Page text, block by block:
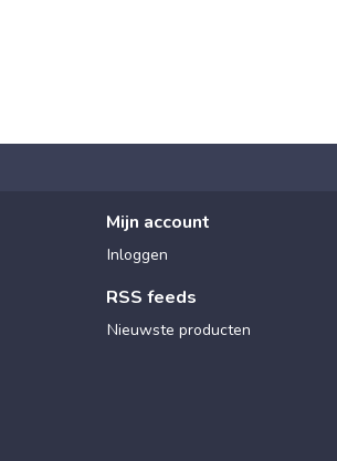
Mijn account
Inloggen
RSS feeds
Nieuwste producten